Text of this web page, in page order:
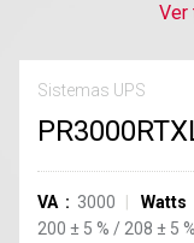
Ver
Sistemas UPS
VA 3000 Watts
200 ± 5 % / 208 ± 5 %